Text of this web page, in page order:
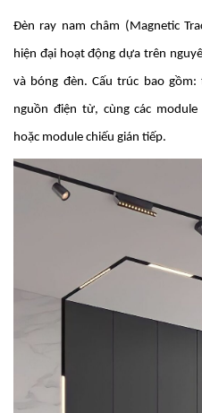
Đèn ray nam châm (Magnetic
hiện đại hoạt động dựa trên
và bóng đèn. Cấu trúc bao
nguồn điện từ, cùng các
hoặc module chiếu gián tiếp.